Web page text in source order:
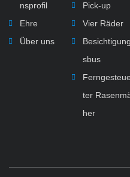
nsprofil
Ehre
Über uns
Pick-up
Vier Räder
Besichtigung
sbus
ter
her